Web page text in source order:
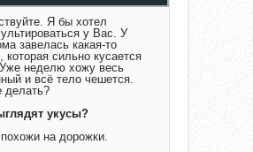
Я бы хотел
у Вас. У
завелась какая-то
которая сильно кусается
неделю хожу весь
и всё тело чешется.
делать?
укусы?
на дорожки.